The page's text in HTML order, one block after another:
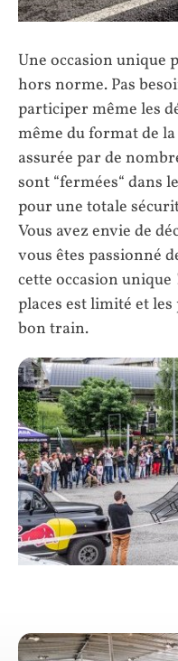
Une occasion unique
hors norme. Pas
participer même les
même du format de
assurée par de
sont “fermées“ dans
pour une totale
Vous avez envie de
vous êtes passionné
cette occasion
places est limité et
bon train.